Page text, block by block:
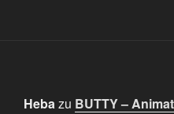
Hebazu BUTTY –